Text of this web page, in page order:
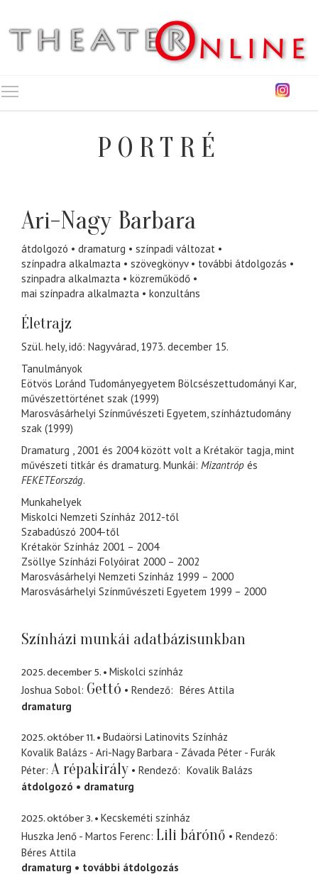
PORTRÉ
Ari-Nagy Barbara
átdolgozó dramaturg
színpadi változat
színpadra alkalmazta
szövegkönyv
további átdolgozás
szinpadra alkalmazta
közreműködő
mai színpadra alkalmazta
konzultáns
Életrajz
Szül. hely, idő: Nagyvárad, 1973. december 15.
Tanulmányok
Eötvös Loránd Tudományegyetem Bölcsészettudományi Kar,
művészettörténet szak (1999)
Marosvásárhelyi Színművészeti Egyetem, színháztudomány
szak (1999)
Dramaturg , 2001 és 2004 között volt a Krétakör tagja, mint
művészeti titkár és dramaturg. Munkái: Mizantróp és
FEKETEország.
Munkahelyek
Miskolci Nemzeti Színház 2012-től
Szabadúszó 2004-től
Krétakör Színház 2001 – 2004
Zsöllye Színházi Folyóirat 2000 – 2002
Marosvásárhelyi Nemzeti Színház 1999 – 2000
Marosvásárhelyi Színművészeti Egyetem 1999 – 2000
Színházi munkái adatbázisunkban
2025. december 5.
Miskolci színház
Joshua Sobol Gettó Rendező
Béres Attila
dramaturg
2025. október 11.
Budaörsi Latinovits Színház
Kovalik Balázs - Ari-Nagy Barbara - Závada Péter - Furák
Péter A répakirály Rendező
Kovalik Balázs
átdolgozó
dramaturg
2025. október 3.
Kecskeméti színház
Huszka Jenő - Martos Ferenc Lili bárónő
Rendező
Béres Attila
dramaturg
további átdolgozás